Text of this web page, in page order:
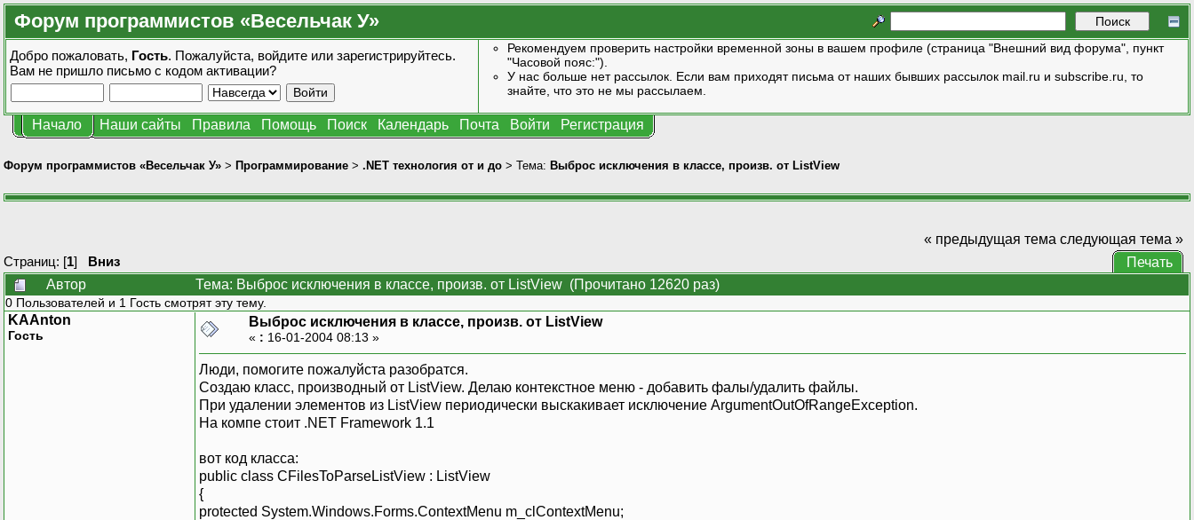
Форум программистов «Весельчак У»
Добро пожаловать, Гость. Пожалуйста, войдите или зарегистрируйтесь.
Вам не пришло письмо с кодом активации?
Рекомендуем проверить настройки временной зоны в вашем профиле (страница "Внешний вид форума", пункт
"Часовой пояс:").
У нас больше нет рассылок. Если вам приходят письма от наших бывших рассылок mail.ru и subscribe.ru, то
знайте, что это не мы рассылаем.
Начало Наши сайты Правила Помощь Поиск Календарь Почта Войти Регистрация
Форум программистов «Весельчак У» > Программирование > .NET технология от и до > Тема: Выброс исключения в классе, произв. от ListView
Страниц: [1] Вниз
« предыдущая тема следующая тема »
Печать
Автор
Тема: Выброс исключения в классе, произв. от ListView (Прочитано 12620 раз)
0 Пользователей и 1 Гость смотрят эту тему.
KAAnton
Гость
Выброс исключения в классе, произв. от ListView
« : 16-01-2004 08:13 »
Люди, помогите пожалуйста разобратся.
Создаю класс, производный от ListView. Делаю контекстное меню - добавить фалы/удалить файлы.
При удалении элементов из ListView периодически выскакивает исключение ArgumentOutOfRangeException.
На компе стоит .NET Framework 1.1
вот код класса:
public class CFilesToParseListView : ListView
{
protected System.Windows.Forms.ContextMenu m_clContextMenu;